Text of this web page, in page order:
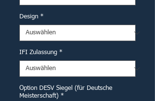
Design *
IFI Zulassung *
Option DESV Siegel (für Deutsche
Meisterschaft) *